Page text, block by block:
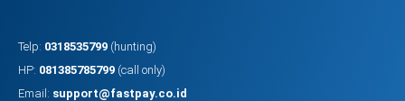
Telp: 0318535799 (hunting)
HP: 081385785799 (call only)
Email: support@fastpay.co.id